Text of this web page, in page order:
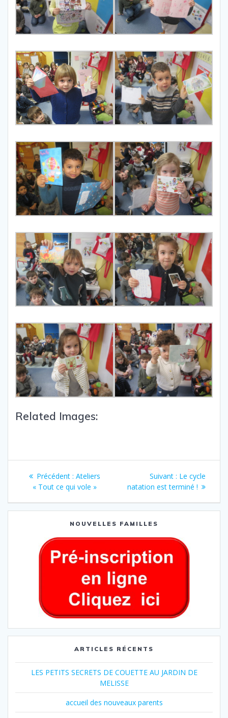
Related Images:
Précédent : Ateliers
« Tout ce qui vole »
Suivant : Le cycle
natation est terminé !
NOUVELLES FAMILLES
ARTICLES RÉCENTS
LES PETITS SECRETS DE COUETTE AU JARDIN DE
MELISSE
accueil des nouveaux parents